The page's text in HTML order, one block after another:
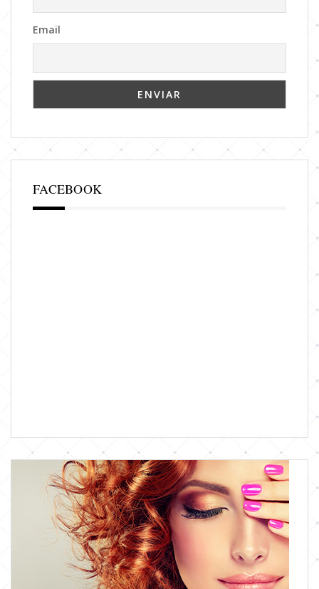
Email
FACEBOOK